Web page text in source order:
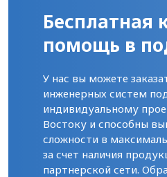
Бесплатная
помощь в
У нас вы можете
инженерных систем
индивидуальному
Востоку и способны
сложности в
за счет наличия
партнерской сети.